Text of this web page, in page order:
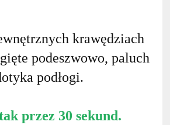
krawędziach
podeszwowo, paluch
podłogi.
przez 30 sekund.